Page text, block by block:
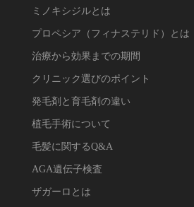
ミノキシジルとは
プロペシア（フィナステリド）とは
治療から効果までの期間
クリニック選びのポイント
発毛剤と育毛剤の違い
植毛手術について
毛髪に関するQ&A
AGA遺伝子検査
ザガーロとは